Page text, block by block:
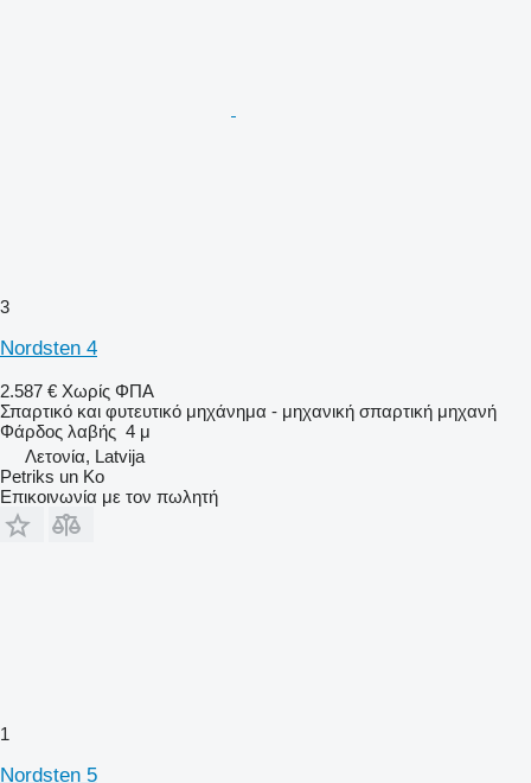
3
Nordsten 4
2.587 € Χωρίς ΦΠΑ
Σπαρτικό και φυτευτικό μηχάνημα - μηχανική σπαρτική μηχανή
Φάρδος λαβής 4 μ
Λετονία, Latvija
Petriks un Ko
Επικοινωνία με τον πωλητή
1
Nordsten 5